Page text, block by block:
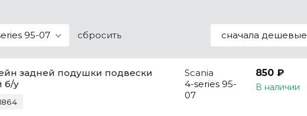
95-07 сбросить сначала дешевые
задней подушки подвески
б/у
Scania
4-series 95-
07
850 ₽
В наличии